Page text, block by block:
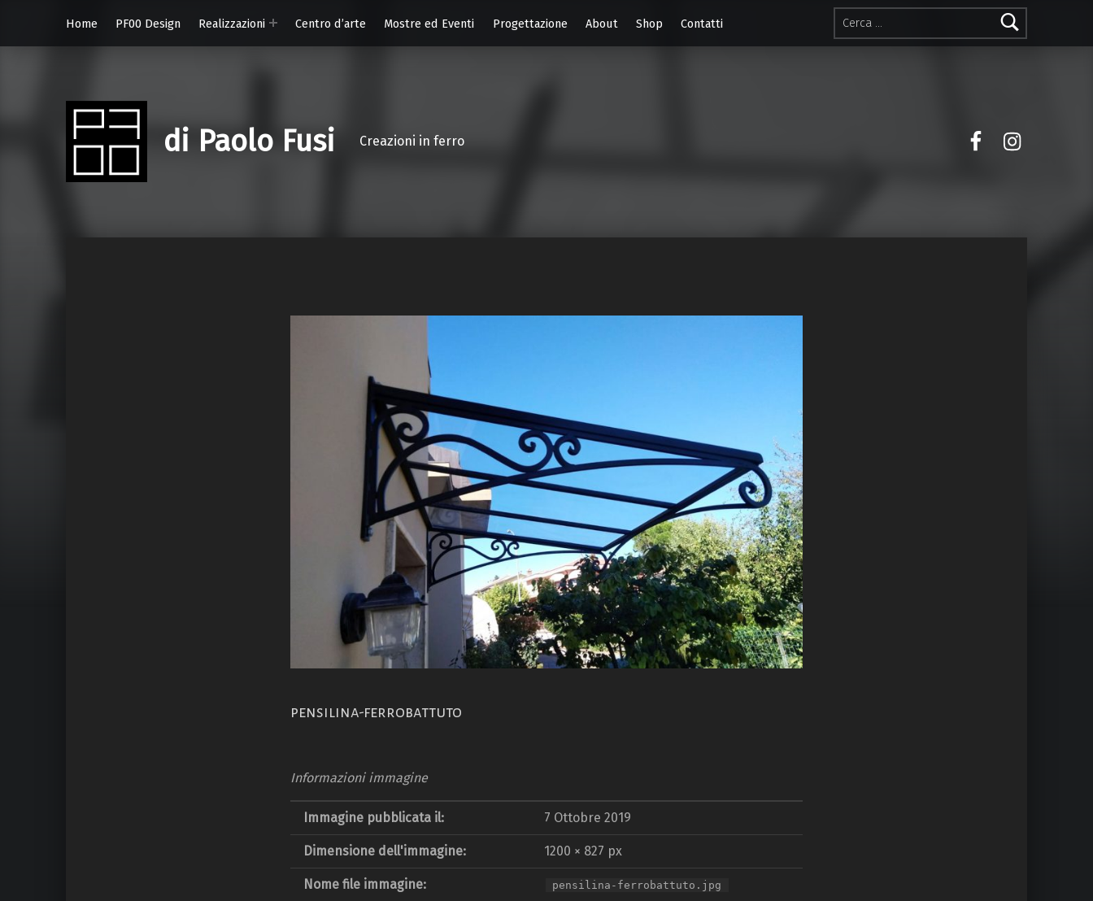
Ricerca per:
Home
PF00 Design Realizzazioni Centro d’arte Mostre ed Eventi Progettazione About Shop Contatti
di Paolo Fusi Creazioni in ferro
Facebook
pensilina-ferrobattuto
Informazioni immagine
Immagine pubblicata il: 7 Ottobre 2019
Dimensione dell'immagine: 1200 × 827 px
Nome file immagine: pensilina-ferrobattuto.jpg